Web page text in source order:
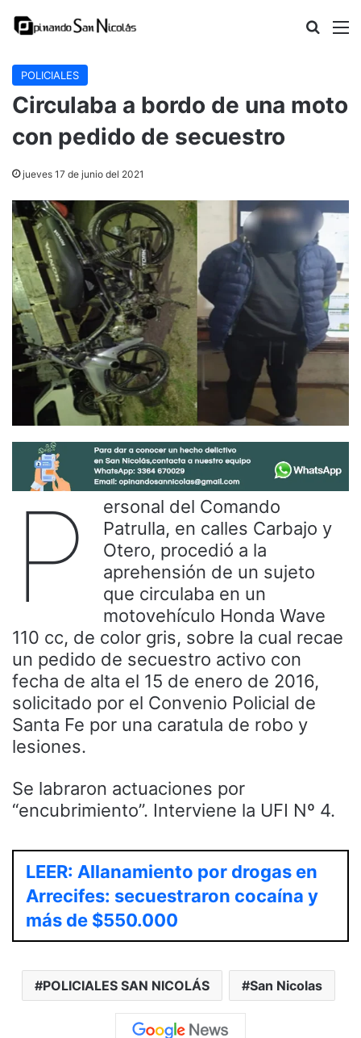
Buscar
POLICIALES
Circulaba a bordo de una moto
con pedido de secuestro
jueves 17 de junio del 2021
P
ersonal del Comando
Patrulla, en calles Carbajo y
Otero, procedió a la
aprehensión de un sujeto
que circulaba en un
motovehículo Honda Wave
110 cc, de color gris, sobre la cual recae
un pedido de secuestro activo con
fecha de alta el 15 de enero de 2016,
solicitado por el Convenio Policial de
Santa Fe por una caratula de robo y
lesiones.
Se labraron actuaciones por
“encubrimiento”. Interviene la UFI Nº 4.
LEER: Allanamiento por drogas en
Arrecifes: secuestraron cocaína y
más de $550.000
POLICIALES SAN NICOLÁS San Nicolas